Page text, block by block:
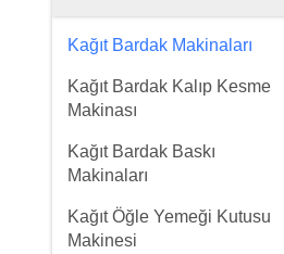
Kağıt Bardak Makinaları
Kağıt Bardak Kalıp Kesme
Makinası
Kağıt Bardak Baskı
Makinaları
Kağıt Öğle Yemeği Kutusu
Makinesi